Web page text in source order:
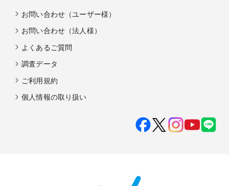
お問い合わせ（ユーザー様）
お問い合わせ（法人様）
よくあるご質問
調査データ
ご利用規約
個人情報の取り扱い